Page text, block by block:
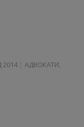
АДВОКАТИ,